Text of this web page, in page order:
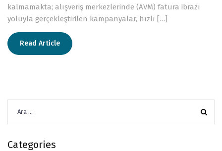
kalmamakta; alışveriş merkezlerinde (AVM) fatura ibrazı
yoluyla gerçekleştirilen kampanyalar, hızlı […]
Read Article
Categories